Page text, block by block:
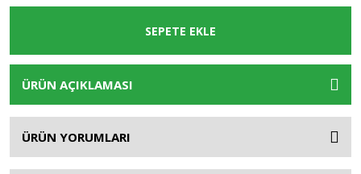
SEPETE EKLE
ÜRÜN AÇIKLAMASI
ÜRÜN YORUMLARI